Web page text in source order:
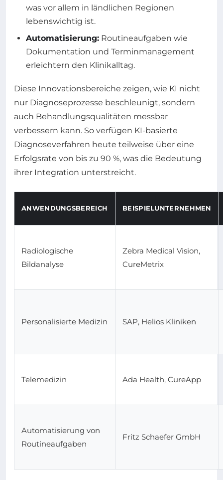
was vor allem in ländlichen Regionen
lebenswichtig ist.
Automatisierung: Routineaufgaben wie
Dokumentation und Terminmanagement
erleichtern den Klinikalltag.
Diese Innovationsbereiche zeigen, wie KI nicht
nur Diagnoseprozesse beschleunigt, sondern
auch Behandlungsqualitäten messbar
verbessern kann. So verfügen KI-basierte
Diagnoseverfahren heute teilweise über eine
Erfolgsrate von bis zu 90 %, was die Bedeutung
ihrer Integration unterstreicht.
ANWENDUNGSBEREICH BEISPIELUNTERNEHMEN
Radiologische
Bildanalyse
Zebra Medical Vision,
CureMetrix
Personalisierte Medizin SAP, Helios Kliniken
Telemedizin Ada Health, CureApp
Automatisierung von
Routineaufgaben
Fritz Schaefer GmbH